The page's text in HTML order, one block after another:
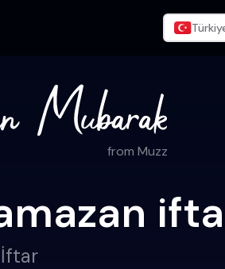
from Muzz
İftar